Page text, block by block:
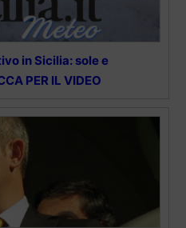
in Sicilia: sole e
PER IL VIDEO